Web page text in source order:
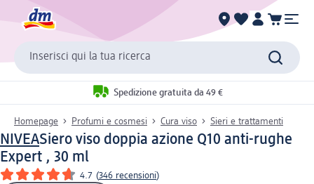
Inserisci qui la tua ricerca
Spedizione gratuita da 49 €
Homepage Profumi e cosmesi Cura viso Sieri e trattamenti
NIVEASiero viso doppia azione Q10 anti-rughe
Expert , 30 ml
4.7 (346 recensioni)